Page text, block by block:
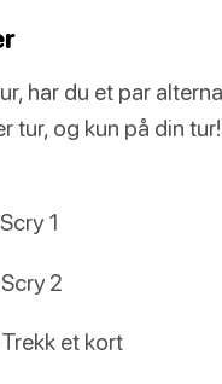
har du et par
tur, og kun på din tur!
1
2
et kort